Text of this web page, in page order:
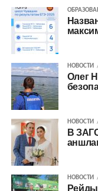
НОВОСТИ
Олег
НОВОСТИ
В
НОВОСТИ